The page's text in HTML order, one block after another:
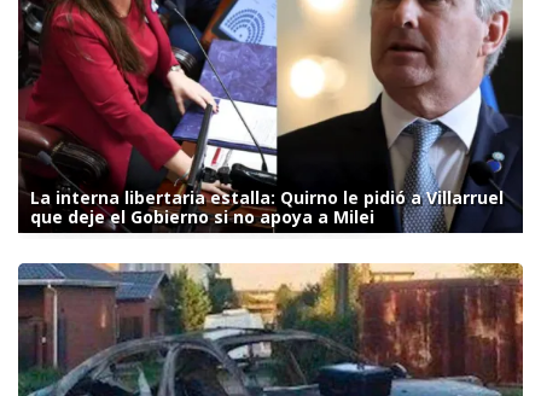
La interna libertaria estalla: Quirno le pidió a Villarruel
que deje el Gobierno si no apoya a Milei